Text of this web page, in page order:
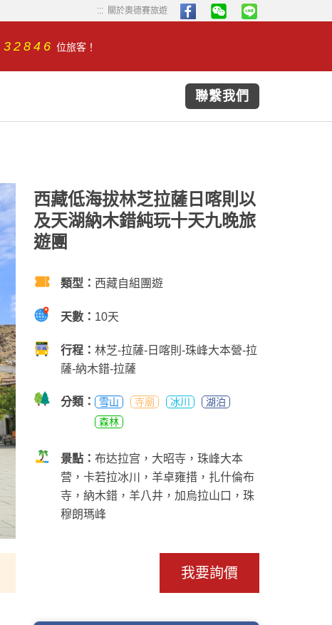
...
... 關於奧德賽旅遊
32846 位旅客！
聯繫我們
西藏低海拔林芝拉薩日喀則以
及天湖納木錯純玩十天九晚旅
遊團
類型： 西藏自組團遊
天數： 10天
行程： 林芝-拉薩-日喀則-珠峰大本營-拉
薩-納木錯-拉薩
分類： 雪山 寺廟 冰川
湖泊
森林
景點： 布达拉宫，大昭寺，珠峰大本
营，卡若拉冰川，羊卓雍措，扎什倫布
寺，納木錯，羊八井，加烏拉山口，珠
穆朗瑪峰
我要詢價